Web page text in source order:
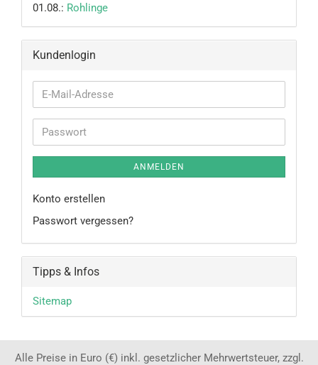
01.08.: Rohlinge
Kundenlogin
E-
Mail-
Passwort
ANMELDEN
Konto erstellen
Passwort vergessen?
Tipps & Infos
Sitemap
Alle Preise in Euro (€) inkl. gesetzlicher Mehrwertsteuer, zzgl.